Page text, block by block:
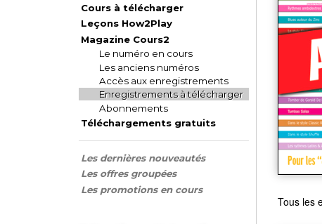
Cours à télécharger
Leçons How2Play
Magazine Cours2
Le numéro en cours
Les anciens numéros
Accès aux enregistrements
Enregistrements à télécharger
Abonnements
Téléchargements gratuits
Les dernières nouveautés
Les offres groupées
Les promotions en cours
Tous les